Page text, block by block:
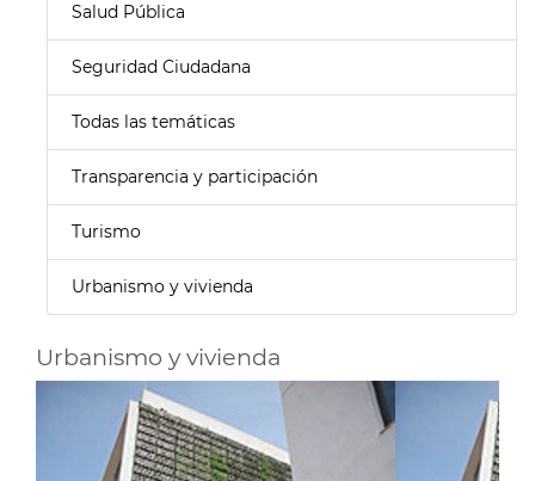
Salud Pública
Seguridad Ciudadana
Todas las temáticas
Transparencia y participación
Turismo
Urbanismo y vivienda
Urbanismo y vivienda